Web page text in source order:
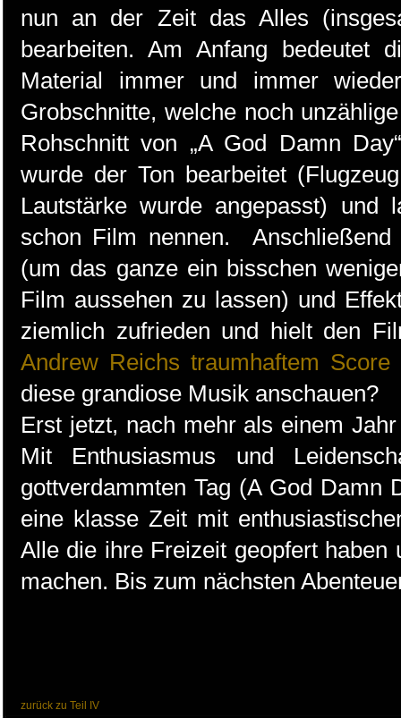
nun an der Zeit das Alles
bearbeiten. Am Anfang bedeutet
Material immer und immer
Grobschnitte, welche noch
Rohschnitt von „A God Damn
wurde der Ton bearbeitet
Lautstärke wurde angepasst) und
schon Film nennen.
(um das ganze ein bisschen
Film aussehen zu lassen) und
ziemlich zufrieden und hielt den
Andrew Reichs traumhaftem Score
diese grandiose Musik anschauen?
Erst jetzt, nach mehr als einem
Mit Enthusiasmus und
gottverdammten Tag (A God Damn
eine klasse Zeit mit
Alle die ihre Freizeit geopfert
machen. Bis zum nächsten
zurück zu Teil IV